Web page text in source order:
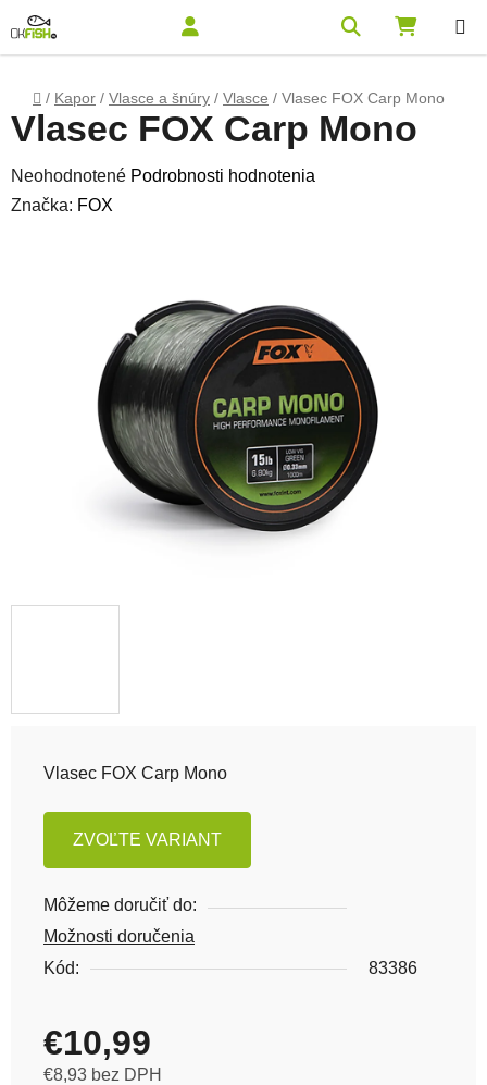
Domov
/ Kapor / Vlasce a šnúry / Vlasce / Vlasec FOX Carp Mono
Vlasec FOX Carp Mono
ZVOĽTE VARIANT
Môžeme doručiť do:
Možnosti doručenia
Kód:
83386
€10,99
€8,93 bez DPH
Vlasec FOX Carp Mono
Priemerné hodnotenie produktu je 0,0 z 5 hviezdičiek.
Neohodnotené Podrobnosti hodnotenia
Značka: FOX